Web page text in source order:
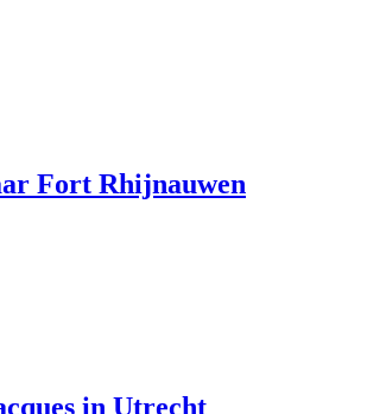
Fort Rhijnauwen
in Utrecht